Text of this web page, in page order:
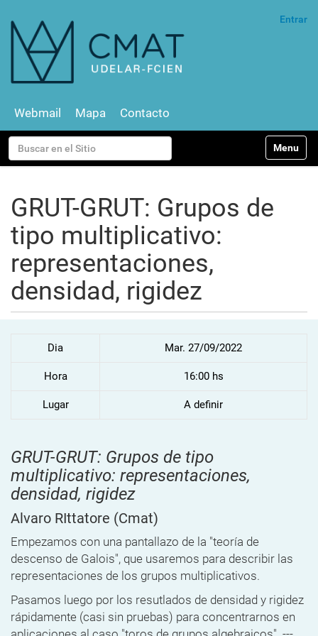
Buscar
Búsqueda Avanzada…
Entrar
Webmail Mapa Contacto
v
Toggle
GRUT-GRUT: Grupos de
tipo multiplicativo:
representaciones,
densidad, rigidez
Dia Mar. 27/09/2022
Hora 16:00 hs
Lugar A definir
GRUT-GRUT: Grupos de tipo
multiplicativo: representaciones,
densidad, rigidez
Alvaro RIttatore (Cmat)
Empezamos con una pantallazo de la "teoría de
descenso de Galois", que usaremos para describir las
representaciones de los grupos multiplicativos.
Pasamos luego por los resutlados de densidad y rigidez
rápidamente (casi sin pruebas) para concentrarnos en